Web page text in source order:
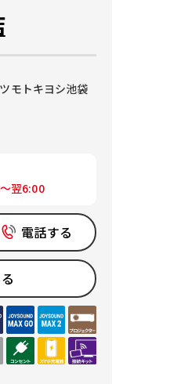
モトキヨシ池袋
翌6:00
電話する